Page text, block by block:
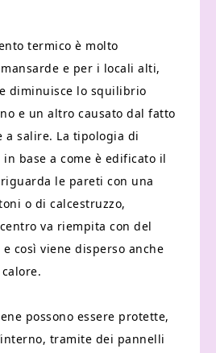
termico è molto
e per i locali alti,
diminuisce lo squilibrio
e un altro causato dal fatto
a salire. La tipologia di
base a come è edificato il
le pareti con una
o di calcestruzzo,
va riempita con del
così viene disperso anche
possono essere protette,
tramite dei pannelli